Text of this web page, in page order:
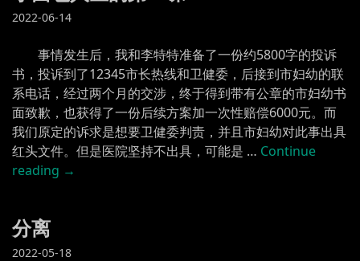
2022-06-14
事情发生后，我和李特特准备了一份约5800字的投诉
书，投诉到了12345市长热线和卫健委，后接到市妇幼的联
系电话，经过两个月的交涉，终于得到带有公章的市妇幼书
面致歉，也获得了一份后续方案加一次性赔偿6000元。而
我们原定的诉求是想要卫健委判责，并且市妇幼对此事出具
红头文件。但是医院坚持不出具，可能是 … Continue
reading
生
→
分离
2022-05-18